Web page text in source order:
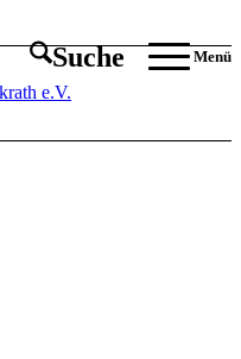
Suche Menü